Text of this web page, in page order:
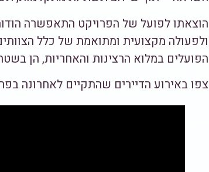
הוצאתו לפועל של הפרויקט התאפשרה
ולפעולה מקצועית ומתואמת של כלל
הפועלים במלוא הרצינות והאחריות, הן
צפו באירוע הדיירים שהתקיים לאחרונה